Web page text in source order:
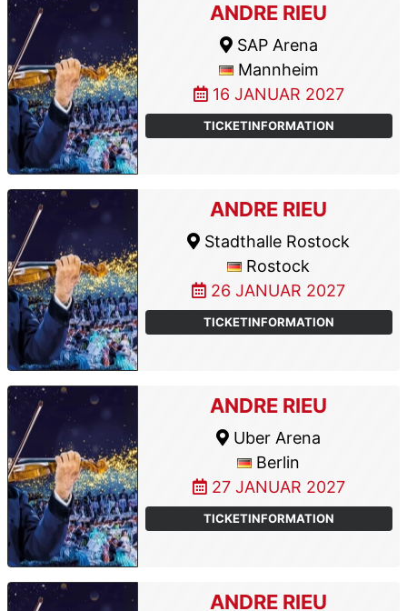
ANDRE RIEU
SAP Arena
Mannheim
16 JANUAR 2027
TICKETINFORMATION
ANDRE RIEU
Stadthalle Rostock
Rostock
26 JANUAR 2027
TICKETINFORMATION
ANDRE RIEU
Uber Arena
Berlin
27 JANUAR 2027
TICKETINFORMATION
ANDRE RIEU